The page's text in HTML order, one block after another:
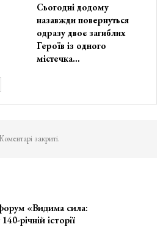
Сьогодні додому
назавжди повернуться
одразу двоє загиблих
Героїв із одного
містечка…
Коментарі закриті.
«Видима сила:
річній історії